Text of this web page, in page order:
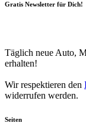
Gratis Newsletter für Dich!
Täglich neue Auto,
erhalten!
Wir respektieren den
widerrufen werden.
Seiten